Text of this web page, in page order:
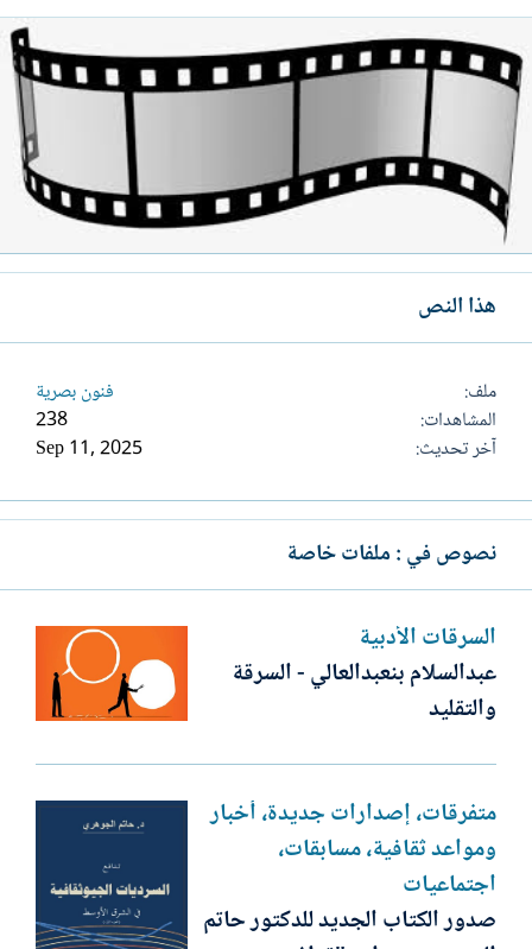
هذا النص
ملف
فنون بصرية
المشاهدات
238
آخر تحديث
Sep 11, 2025
نصوص في : ملفات خاصة
السرقات الأدبية
عبدالسلام بنعبدالعالي - السرقة
والتقليد
متفرقات، إصدارات جديدة، أخبار
ومواعد ثقافية، مسابقات،
اجتماعيات
صدور الكتاب الجديد للدكتور حاتم